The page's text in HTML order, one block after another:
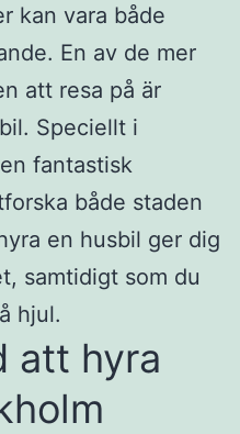
kan vara både
En av de mer
att resa på är
Speciellt i
fantastisk
både staden
en husbil ger dig
samtidigt som du
hjul.
att hyra